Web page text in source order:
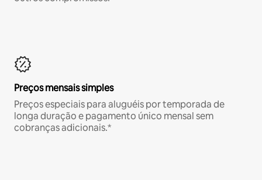
Preços mensais simples
Preços especiais para aluguéis por temporada de
longa duração e pagamento único mensal sem
cobranças adicionais.*